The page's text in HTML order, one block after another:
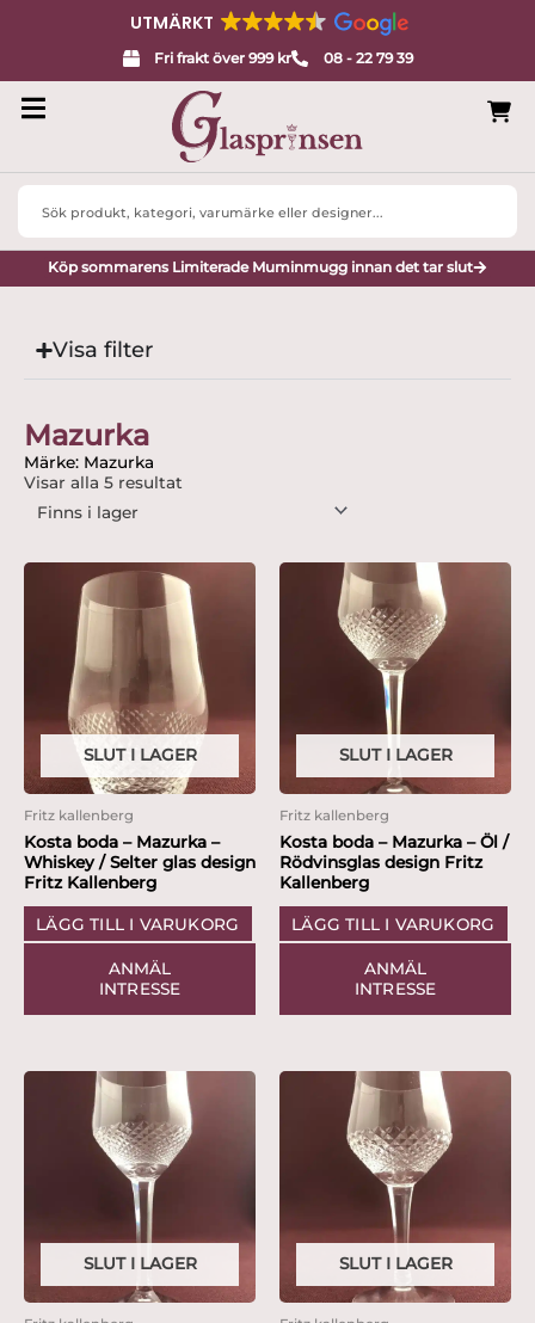
UTMÄRKT
Fri frakt över 999 kr 08 - 22 79 39
Search
Köp sommarens Limiterade Muminmugg innan det tar slut
Visa filter
Mazurka
Märke: Mazurka
Visar alla 5 resultat
SLUT I LAGER
Fritz kallenberg
Kosta boda – Mazurka –
Whiskey / Selter glas design
Fritz Kallenberg
LÄGG TILL I VARUKORG
ANMÄL
INTRESSE
SLUT I LAGER
Fritz kallenberg
Kosta boda – Mazurka – Öl /
Rödvinsglas design Fritz
Kallenberg
LÄGG TILL I VARUKORG
ANMÄL
INTRESSE
SLUT I LAGER SLUT I LAGER